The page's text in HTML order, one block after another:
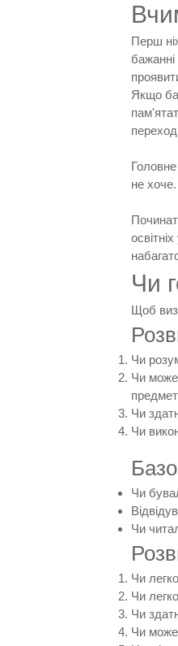
Перш
Якщо
не
Чи
Щоб
Чи
Чи може
Чи
Чи
Чи
Чи
Чи
Чи
Чи
Чи може